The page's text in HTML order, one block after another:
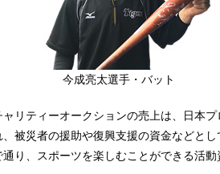
今成亮太選手・バット
ャリティーオークションの売上は、日本
被災者の援助や復興支援の資金などと
通り、スポーツを楽しむことができる活動